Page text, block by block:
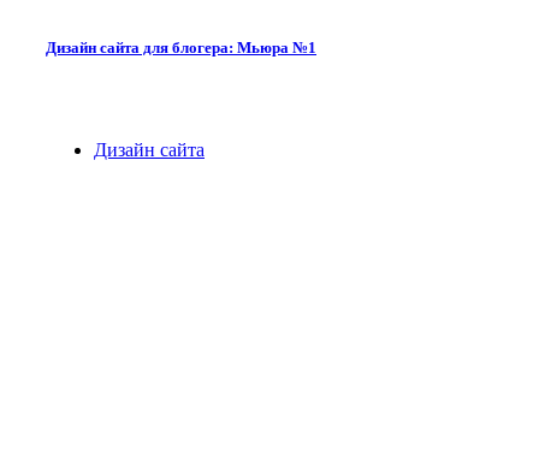
Дизайн сайта для блогера: Мьюра №1
Дизайн сайта